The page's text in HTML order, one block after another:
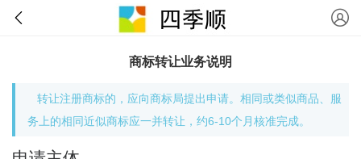
商标转让业务说明
转让注册商标的，应向商标局提出申请。相同或类似商品、服
务上的相同近似商标应一并转让，约6-10个月核准完成。